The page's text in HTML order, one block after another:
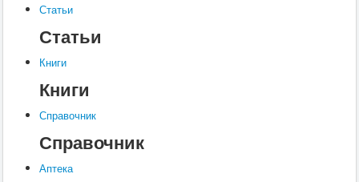
Книги
Услуги
Контакты
Шкатулки
Статьи
Статьи
Книги
Книги
Справочник
Справочник
Аптека